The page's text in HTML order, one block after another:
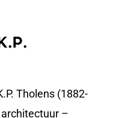
Tholens (1882-
–